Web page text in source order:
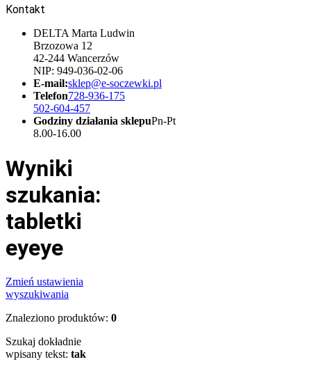
Kontakt
DELTA Marta Ludwin
Brzozowa 12
42-244 Wancerzów
NIP: 949-036-02-06
E-mail:sklep@e-soczewki.pl
Telefon728-936-175
502-604-457
Godziny działania sklepuPn-Pt
8.00-16.00
Wyniki
szukania:
tabletki
eyeye
Zmień ustawienia
wyszukiwania
Znaleziono produktów: 0
Szukaj dokładnie
wpisany tekst: tak